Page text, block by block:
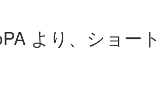
より、ショート